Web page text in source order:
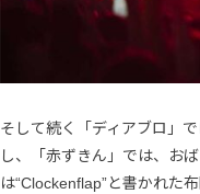
そして続く「ディアブロ」
し、「赤ずきん」では、お
は“Clockenflap”と書かれた